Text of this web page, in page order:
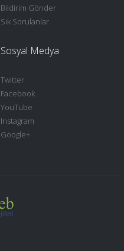
Bildirim Gönder
Sık Sorulanlar
Sosyal Medya
Twitter
Facebook
YouTube
Instagram
Google+